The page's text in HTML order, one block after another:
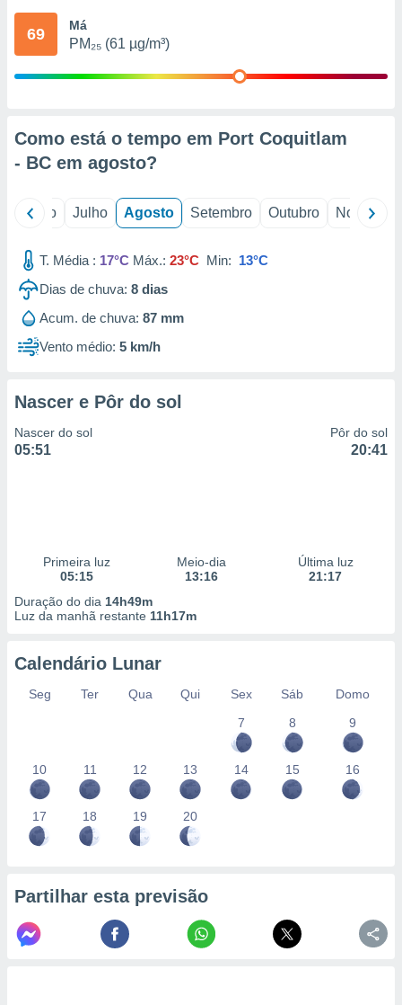
através
1199
69 Má
PM₂₅ (61 µg/m³)
Como está o tempo em Port Coquitlam
- BC em agosto?
Junho Julho Agosto Setembro Outubro Novembro
T. Média : 17°C Máx.: 23°C Min: 13°C
Dias de chuva: 8 dias
Acum. de chuva: 87 mm
Vento médio: 5 km/h
Nascer e Pôr do sol
Nascer do sol
05:51
Pôr do sol
20:41
Primeira luz
05:15
Meio-dia
13:16
Última luz
21:17
Duração do dia 14h49m
Luz da manhã restante 11h17m
Calendário Lunar
Seg Ter Qua Qui Sex Sáb
Domo
7
8 9
10 11 12 13 14 15 16
17 18 19 20
Partilhar esta previsão